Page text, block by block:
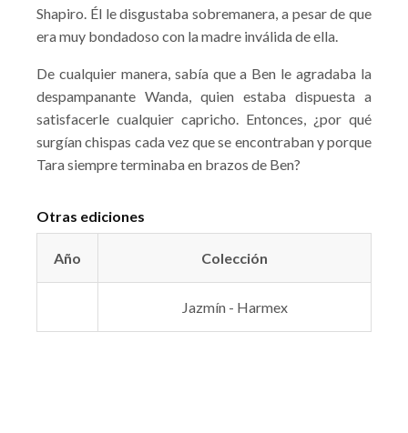
Shapiro. Él le disgustaba sobremanera, a pesar de que
era muy bondadoso con la madre inválida de ella.
De cualquier manera, sabía que a Ben le agradaba la
despampanante Wanda, quien estaba dispuesta a
satisfacerle cualquier capricho. Entonces, ¿por qué
surgían chispas cada vez que se encontraban y porque
Tara siempre terminaba en brazos de Ben?
Otras ediciones
Año Colección
Jazmín - Harmex